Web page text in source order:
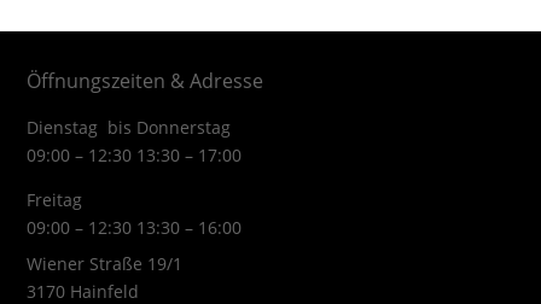
Öffnungszeiten & Adresse
Dienstag bis Donnerstag
09:00 – 12:30 13:30 – 17:00
Freitag
09:00 – 12:30 13:30 – 16:00
Wiener Straße 19/1
3170 Hainfeld